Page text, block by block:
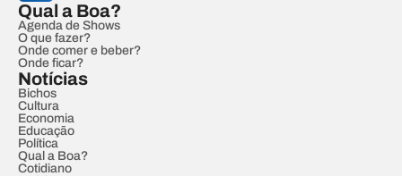
Qual a Boa?
Agenda de Shows
O que fazer?
Onde comer e beber?
Onde ficar?
Notícias
Bichos
Cultura
Economia
Educação
Política
Qual a Boa?
Cotidiano